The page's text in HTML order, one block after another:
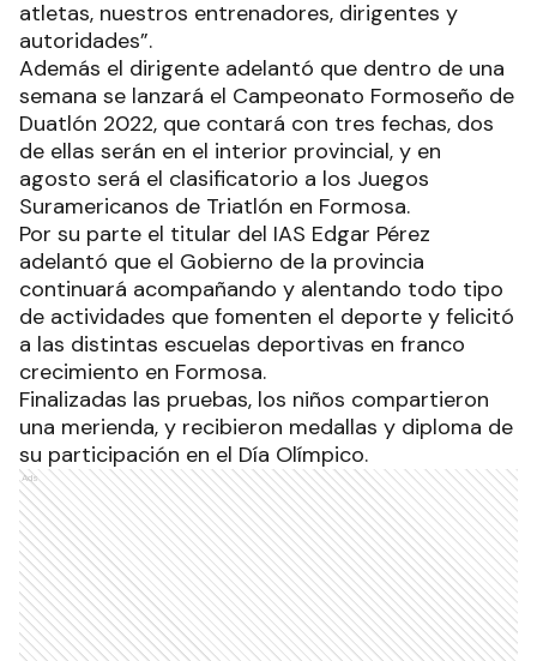
atletas, nuestros entrenadores, dirigentes y
autoridades”.
Además el dirigente adelantó que dentro de una
semana se lanzará el Campeonato Formoseño de
Duatlón 2022, que contará con tres fechas, dos
de ellas serán en el interior provincial, y en
agosto será el clasificatorio a los Juegos
Suramericanos de Triatlón en Formosa.
Por su parte el titular del IAS Edgar Pérez
adelantó que el Gobierno de la provincia
continuará acompañando y alentando todo tipo
de actividades que fomenten el deporte y felicitó
a las distintas escuelas deportivas en franco
crecimiento en Formosa.
Finalizadas las pruebas, los niños compartieron
una merienda, y recibieron medallas y diploma de
su participación en el Día Olímpico.
Ads